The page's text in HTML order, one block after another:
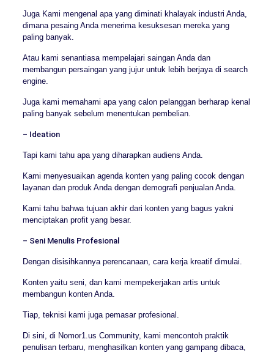
Juga Kami mengenal apa yang diminati khalayak industri Anda,
dimana pesaing Anda menerima kesuksesan mereka yang
paling banyak.
Atau kami senantiasa mempelajari saingan Anda dan
membangun persaingan yang jujur untuk lebih berjaya di search
engine.
Juga kami memahami apa yang calon pelanggan berharap kenal
paling banyak sebelum menentukan pembelian.
– Ideation
Tapi kami tahu apa yang diharapkan audiens Anda.
Kami menyesuaikan agenda konten yang paling cocok dengan
layanan dan produk Anda dengan demografi penjualan Anda.
Kami tahu bahwa tujuan akhir dari konten yang bagus yakni
menciptakan profit yang besar.
– Seni Menulis Profesional
Dengan disisihkannya perencanaan, cara kerja kreatif dimulai.
Konten yaitu seni, dan kami mempekerjakan artis untuk
membangun konten Anda.
Tiap, teknisi kami juga pemasar profesional.
Di sini, di Nomor1.us Community, kami mencontoh praktik
penulisan terbaru, menghasilkan konten yang gampang dibaca,